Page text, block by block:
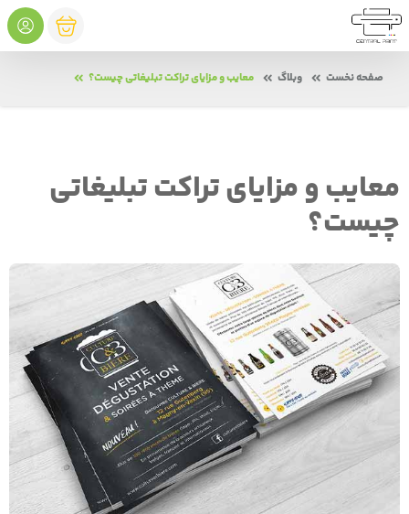
صفحه نخست وبلاگ معایب و مزایای تراکت تبلیغاتی چیست؟
معایب و مزایای تراکت تبلیغاتی
چیست؟